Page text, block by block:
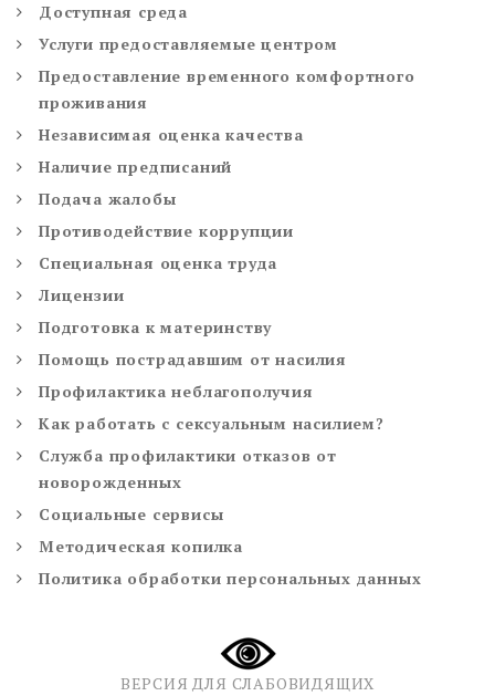
Доступная среда
Услуги предоставляемые центром
Предоставление временного комфортного
проживания
Независимая оценка качества
Наличие предписаний
Подача жалобы
Противодействие коррупции
Специальная оценка труда
Лицензии
Подготовка к материнству
Помощь пострадавшим от насилия
Профилактика неблагополучия
Как работать с сексуальным насилием?
Служба профилактики отказов от
новорожденных
Социальные сервисы
Методическая копилка
Политика обработки персональных данных
ВЕРСИЯ ДЛЯ СЛАБОВИДЯЩИХ